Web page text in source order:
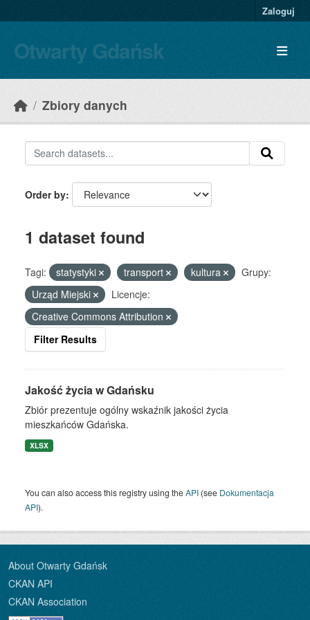
Zaloguj
Otwarty Gdańsk
Zbiory danych
Order by
1 dataset found
Tagi: statystyki transport kultura
Grupy:
Urząd Miejski
Licencje:
Creative Commons Attribution
Filter Results
Jakość życia w Gdańsku
Zbiór prezentuje ogólny wskaźnik jakości życia
mieszkańców Gdańska.
XLSX
You can also access this registry using theAPI (see Dokumentacja
API).
About Otwarty Gdańsk
CKAN API
CKAN Association